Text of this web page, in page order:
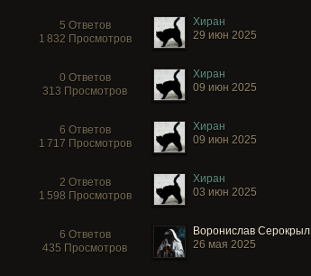
5 Ответов
1 832 Просмотров
Хиран
29 июн 2025
0 Ответов
313 Просмотров
Хиран
09 июн 2025
6 Ответов
1 717 Просмотров
Хиран
09 июн 2025
2 Ответов
1 598 Просмотров
Хиран
03 июн 2025
6 Ответов
435 Просмотров
Воронислав Серокрыл
26 мая 2025